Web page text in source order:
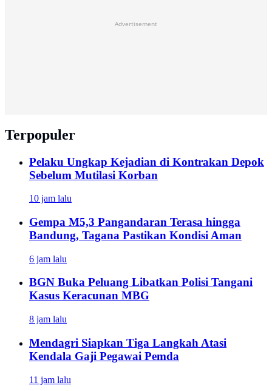
Advertisement
Terpopuler
Pelaku Ungkap Kejadian di Kontrakan Depok
Sebelum Mutilasi Korban
10 jam lalu
Gempa M5,3 Pangandaran Terasa hingga
Bandung, Tagana Pastikan Kondisi Aman
6 jam lalu
BGN Buka Peluang Libatkan Polisi Tangani
Kasus Keracunan MBG
8 jam lalu
Mendagri Siapkan Tiga Langkah Atasi
Kendala Gaji Pegawai Pemda
11 jam lalu